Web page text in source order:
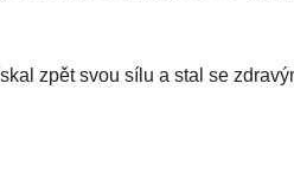
zpět svou sílu a stal se